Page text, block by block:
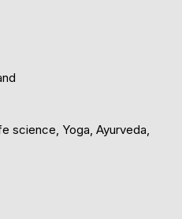
science, Yoga, Ayurveda,